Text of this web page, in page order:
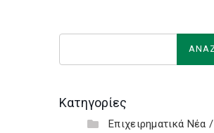
Κατηγορίες
Επιχειρηματικά Νέα /